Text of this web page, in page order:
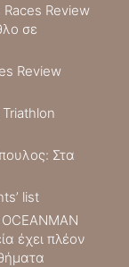
Review
σε
Review
Στα
list
έχει πλέον